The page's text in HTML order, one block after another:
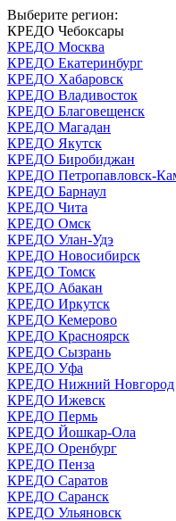
Выберите регион:
КРЕДО Чебоксары
КРЕДО Москва
КРЕДО Екатеринбург
КРЕДО Хабаровск
КРЕДО Владивосток
КРЕДО Благовещенск
КРЕДО Магадан
КРЕДО Якутск
КРЕДО Биробиджан
КРЕДО Петропавловск-
КРЕДО Барнаул
КРЕДО Чита
КРЕДО Омск
КРЕДО Улан-Удэ
КРЕДО Новосибирск
КРЕДО Томск
КРЕДО Абакан
КРЕДО Иркутск
КРЕДО Кемерово
КРЕДО Красноярск
КРЕДО Сызрань
КРЕДО Уфа
КРЕДО Нижний Новгород
КРЕДО Ижевск
КРЕДО Пермь
КРЕДО Йошкар-Ола
КРЕДО Оренбург
КРЕДО Пенза
КРЕДО Саратов
КРЕДО Саранск
КРЕДО Ульяновск